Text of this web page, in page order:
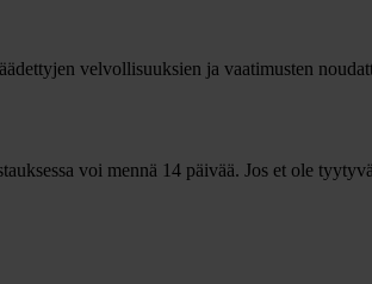
velvollisuuksien ja vaatimusten
voi mennä 14 päivää. Jos et ole